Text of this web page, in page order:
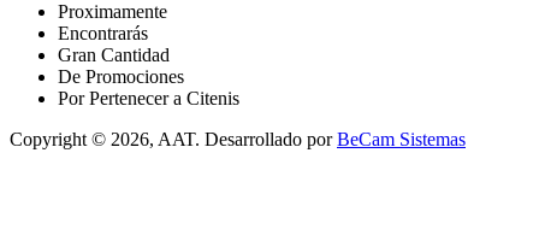
Proximamente
Encontrarás
Gran Cantidad
De Promociones
Por Pertenecer a Citenis
Copyright © 2026, AAT. Desarrollado porBeCam Sistemas